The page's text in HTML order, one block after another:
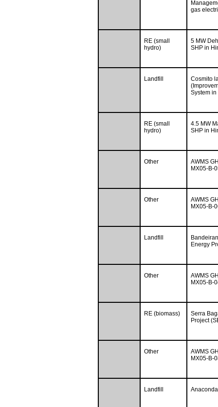
gas
RE (small
hydro)
5 MW
SHP in
Landfill
Cosmito
System
RE (small
hydro)
4.5 MW
SHP in
Other
AWMS
MX05-B-
Other
AWMS
MX05-B-
Landfill
Energy
Other
AWMS
MX05-B-
RE (biomass)
Serra
Project
Other
AWMS
MX05-B-
Landfill